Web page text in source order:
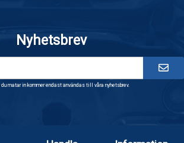
Nyhetsbrev
du matar in kommer endast användas till våra nyhetsbrev.